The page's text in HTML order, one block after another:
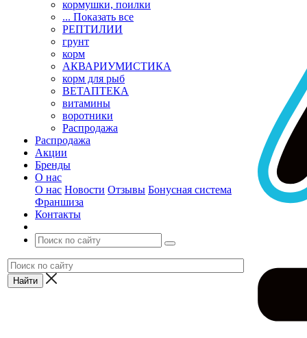
кормушки, поилки
... Показать все
РЕПТИЛИИ
грунт
корм
АКВАРИУМИСТИКА
корм для рыб
ВЕТАПТЕКА
витамины
воротники
Распродажа
Распродажа
Акции
Бренды
О нас
О нас Новости Отзывы Бонусная система
Франшиза
Контакты